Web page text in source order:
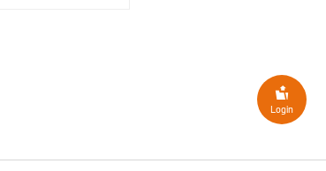
Login